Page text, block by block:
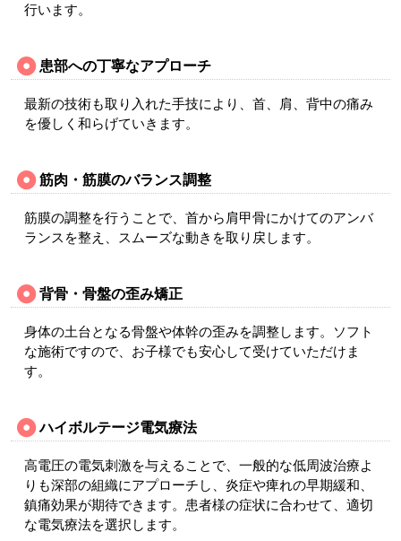
行います。
患部への丁寧なアプローチ
最新の技術も取り入れた手技により、首、肩、背中の痛み
を優しく和らげていきます。
筋肉・筋膜のバランス調整
筋膜の調整を行うことで、首から肩甲骨にかけてのアンバ
ランスを整え、スムーズな動きを取り戻します。
背骨・骨盤の歪み矯正
身体の土台となる骨盤や体幹の歪みを調整します。ソフト
な施術ですので、お子様でも安心して受けていただけま
す。
ハイボルテージ電気療法
高電圧の電気刺激を与えることで、一般的な低周波治療よ
りも深部の組織にアプローチし、炎症や痺れの早期緩和、
鎮痛効果が期待できます。患者様の症状に合わせて、適切
な電気療法を選択します。